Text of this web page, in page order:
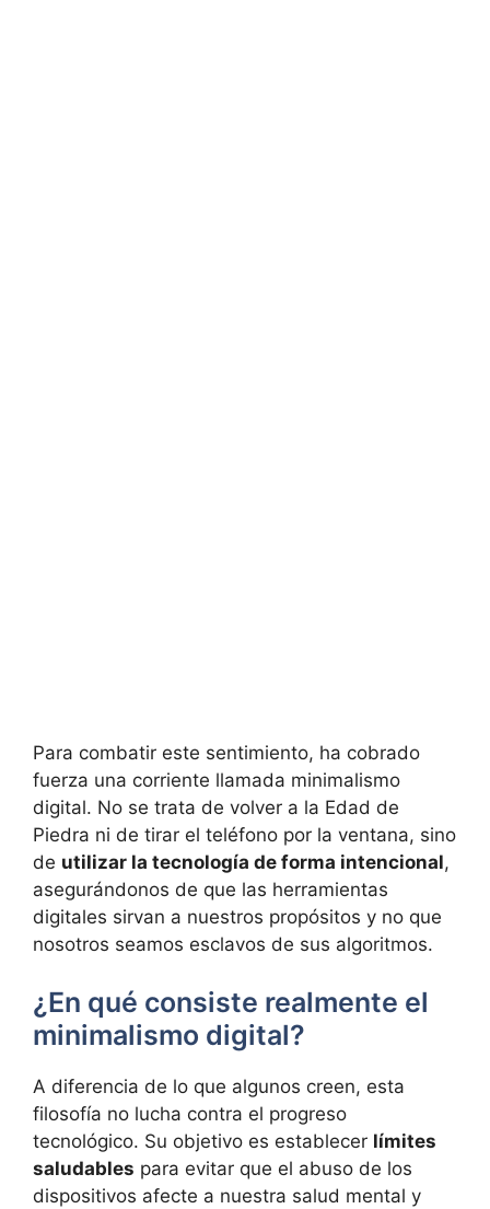
Para combatir este sentimiento, ha cobrado
fuerza una corriente llamada minimalismo
digital. No se trata de volver a la Edad de
Piedra ni de tirar el teléfono por la ventana, sino
de utilizar la tecnología de forma intencional,
asegurándonos de que las herramientas
digitales sirvan a nuestros propósitos y no que
nosotros seamos esclavos de sus algoritmos.
¿En qué consiste realmente el
minimalismo digital?
A diferencia de lo que algunos creen, esta
filosofía no lucha contra el progreso
tecnológico. Su objetivo es establecer límites
saludables para evitar que el abuso de los
dispositivos afecte a nuestra salud mental y